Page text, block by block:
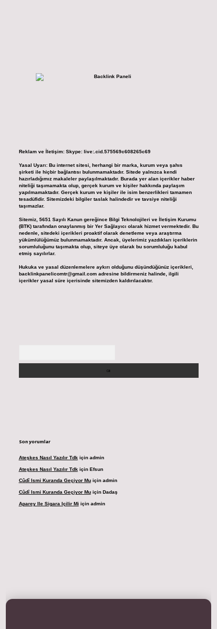
Reklam ve İletişim: Skype: live:.cid.575569c608265c69
Yasal Uyarı: Bu internet sitesi, herhangi bir marka, kurum veya şahıs
şirketi ile hiçbir bağlantısı bulunmamaktadır. Sitede yalnızca kendi
hazırladığımız makaleler paylaşılmaktadır. Burada yer alan içerikler haber
niteliği taşımamakta olup, gerçek kurum ve kişiler hakkında paylaşım
yapılmamaktadır. Gerçek kurum ve kişiler ile isim benzerlikleri tamamen
tesadüfidir. Sitemizdeki bilgiler taslak halindedir ve tavsiye niteliği
taşımazlar.
Sitemiz, 5651 Sayılı Kanun gereğince Bilgi Teknolojileri ve İletişim Kurumu
(BTK) tarafından onaylanmış bir Yer Sağlayıcı olarak hizmet vermektedir. Bu
nedenle, sitedeki içerikleri proaktif olarak denetleme veya araştırma
yükümlülüğümüz bulunmamaktadır. Ancak, üyelerimiz yazdıkları içeriklerin
sorumluluğunu taşımakta olup, siteye üye olarak bu sorumluluğu kabul
etmiş sayılırlar.
Hukuka ve yasal düzenlemelere aykırı olduğunu düşündüğünüz içerikleri,
backlinkpanelicomtr@gmail.comadresine bildirmeniz halinde, ilgili
içerikler yasal süre içerisinde sitemizden kaldırılacaktır.
Son yorumlar
Ateşkes Nasıl Yazılır Tdk için admin
Ateşkes Nasıl Yazılır Tdk için Efsun
Cûdî Ismi Kuranda Geçiyor Muiçin admin
Cûdî Ismi Kuranda Geçiyor Muiçin Dadaş
Aparey Ile Sigara Içilir Mi için admin